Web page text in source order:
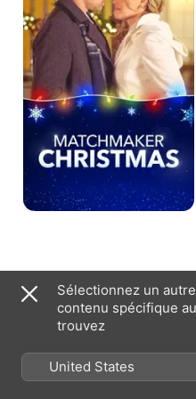
Canada (Français) English (Canada)
Apple Inc. Tous droits réservés.
Politique sur les témoins
Sélectionnez un
contenu spécifique
trouvez
United States